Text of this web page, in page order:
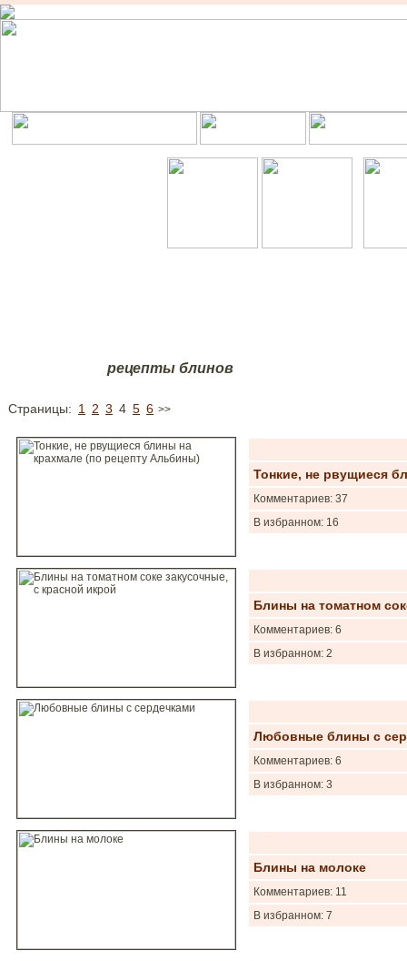
рецепты блинов
Страницы: 1 2 3 4 5 6 >>
Тонкие, не рвущиеся
Комментариев: 37
В избранном: 16
Блины на томатном
Комментариев: 6
В избранном: 2
Любовные блины с
Комментариев: 6
В избранном: 3
Блины на молоке
Комментариев: 11
В избранном: 7